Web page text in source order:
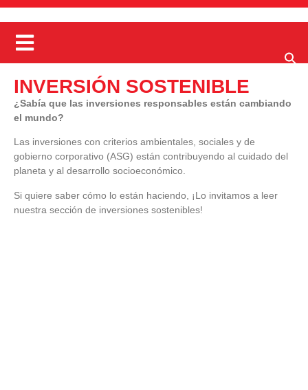
INVERSIÓN SOSTENIBLE
¿Sabía que las inversiones responsables están cambiando
el mundo?
Las inversiones con criterios ambientales, sociales y de
gobierno corporativo (ASG) están contribuyendo al cuidado del
planeta y al desarrollo socioeconómico.
Si quiere saber cómo lo están haciendo, ¡Lo invitamos a leer
nuestra sección de inversiones sostenibles!